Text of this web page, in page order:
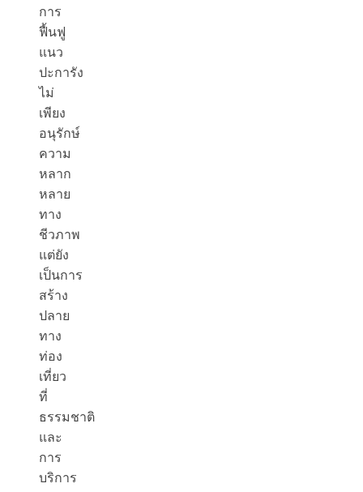
การ
ฟื้นฟู
แนว
ปะการัง
ไม่
เพียง
อนุรักษ์
ความ
หลาก
หลาย
ทาง
ชีวภาพ
แต่ยัง
เป็นการ
สร้าง
ปลาย
ทาง
ท่อง
เที่ยว
ที่
ธรรมชาติ
และ
การ
บริการ